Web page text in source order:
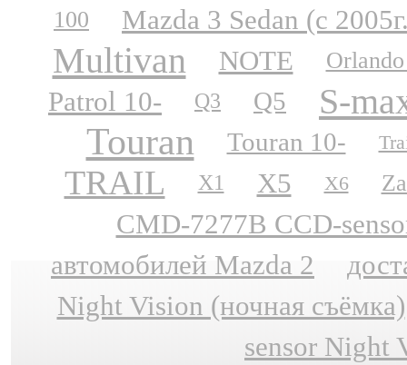
100 Mazda 3 Sedan (с
Multivan NOTE
Patrol 10- Q3 Q5 S-
Touran Touran 10-
TRAIL X1 X5 X6
CMD-7277B CCD-
автомобилей Mazda 2
Night Vision (ночная съёмка)
sensor Night